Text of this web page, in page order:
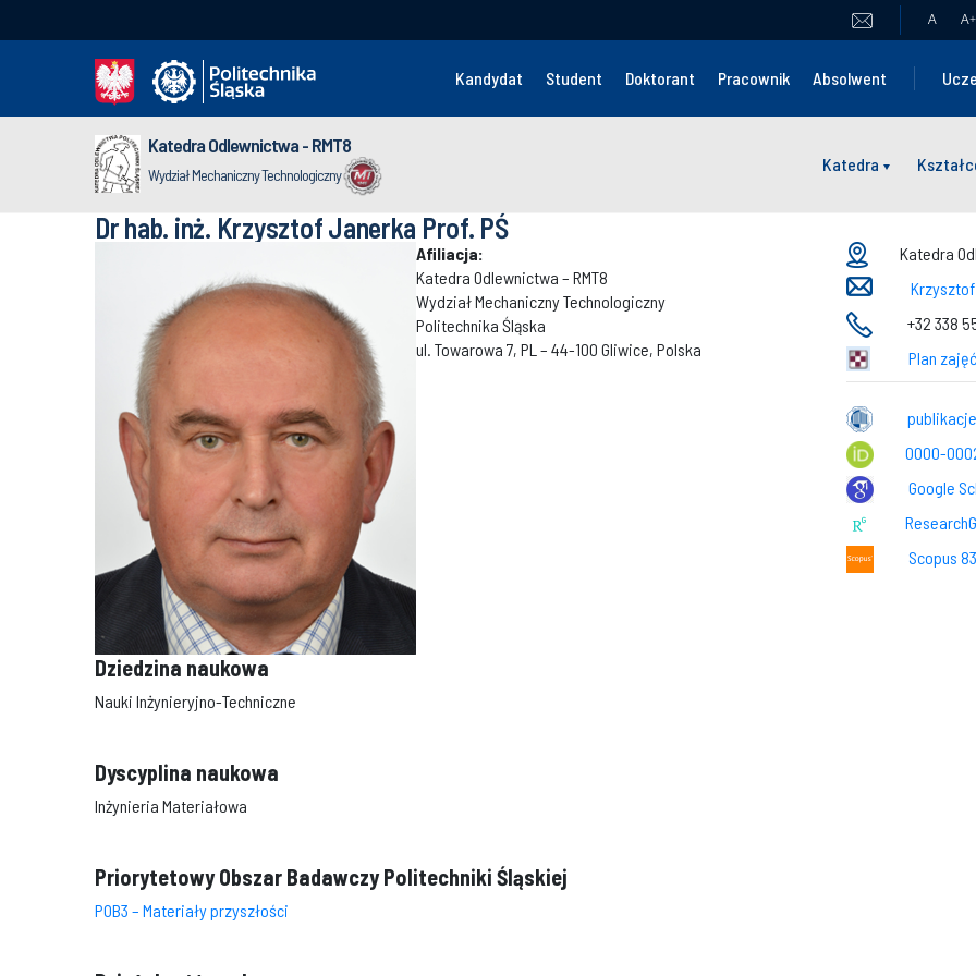
A A+
Kandydat Student Doktorant Pracownik Absolwent
Katedra Odlewnictwa - RMT8
Wydział Mechaniczny Technologiczny
Katedra
Dr hab. inż. Krzysztof Janerka Prof. PŚ
Afiliacja:
Katedra Odlewnictwa – RMT8
Wydział Mechaniczny Technologiczny
Politechnika Śląska
ul. Towarowa 7, PL – 44-100 Gliwice, Polska
Katedra
+32 338
Plan
publikacje
0000-
Google
Scopus
Dziedzina naukowa
Nauki Inżynieryjno-Techniczne
Dyscyplina naukowa
Inżynieria Materiałowa
Priorytetowy Obszar Badawczy Politechniki Śląskiej
POB3 – Materiały przyszłości